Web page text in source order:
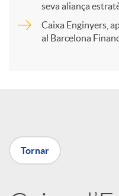
X
seva aliança
Caixa Enginyers,
al Barcelona
Tornar